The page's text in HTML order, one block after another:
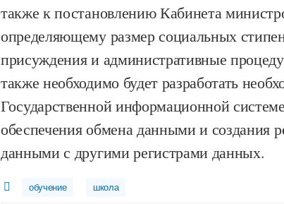
также к постановлению Кабинета
определяющему размер социальных
присуждения и административные
также необходимо будет разработать
Государственной информационной
обеспечения обмена данными и создания
данными с другими регистрами данных.
обучение школа